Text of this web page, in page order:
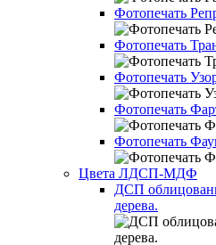
Фотопечать
Фотопечать
Фотопечать
Фотопечать
Фотопечать
Цвета ЛДСП-МДФ
ДСП
дерева.